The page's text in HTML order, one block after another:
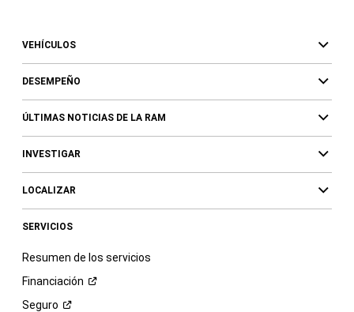
VEHÍCULOS
DESEMPEÑO
ÚLTIMAS NOTICIAS DE LA RAM
INVESTIGAR
LOCALIZAR
SERVICIOS
Resumen de los servicios
Financiación
Seguro